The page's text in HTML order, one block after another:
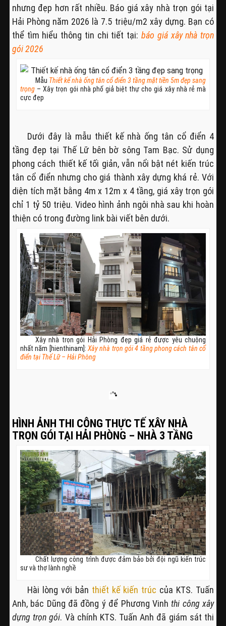
nhưng đẹp hơn rất nhiều. Báo giá xây nhà trọn gói tại
Hải Phòng năm 2026 là 7.5 triệu/m2 xây dựng. Bạn có
thể tìm hiểu thông tin chi tiết tại:báo giá xây nhà trọn
gói 2026
Mẫu Thiết kế nhà ống tân cổ điển 3 tầng mặt tiền 5m đẹp sang
trọng– Xây trọn gói nhà phố giả biệt thự cho giá xây nhà rẻ mà
cực đẹp
Dưới đây là mẫu thiết kế nhà ống tân cổ điển 4
tầng đẹp tại Thế Lữ bên bờ sông Tam Bạc. Sử dụng
phong cách thiết kế tối giản, vẫn nổi bật nét kiến trúc
tân cổ điển nhưng cho giá thành xây dựng khá rẻ. Với
diện tích mặt bằng 4m x 12m x 4 tầng, giá xây trọn gói
chỉ 1 tỷ 50 triệu. Video hình ảnh ngôi nhà sau khi hoàn
thiện có trong đường link bài viết bên dưới.
Xây nhà trọn gói Hải Phòng đẹp giá rẻ được yêu chuộng
nhất năm [hienthinam]: Xây nhà trọn gói 4 tầng phong cách tân cổ
điển tại Thế Lữ – Hải Phòng
HÌNH ẢNH THI CÔNG THỰC TẾ XÂY NHÀ
TRỌN GÓI TẠI HẢI PHÒNG – NHÀ 3 TẦNG
Chất lượng công trình được đảm bảo bởi đội ngũ kiến trúc
sư và thợ lành nghề
Hài lòng với bản thiết kế kiến trúc của KTS. Tuấn
Anh, bác Dũng đã đồng ý để Phương Vinh thi công xây
dựng trọn gói. Và chính KTS. Tuấn Anh đã giám sát thi